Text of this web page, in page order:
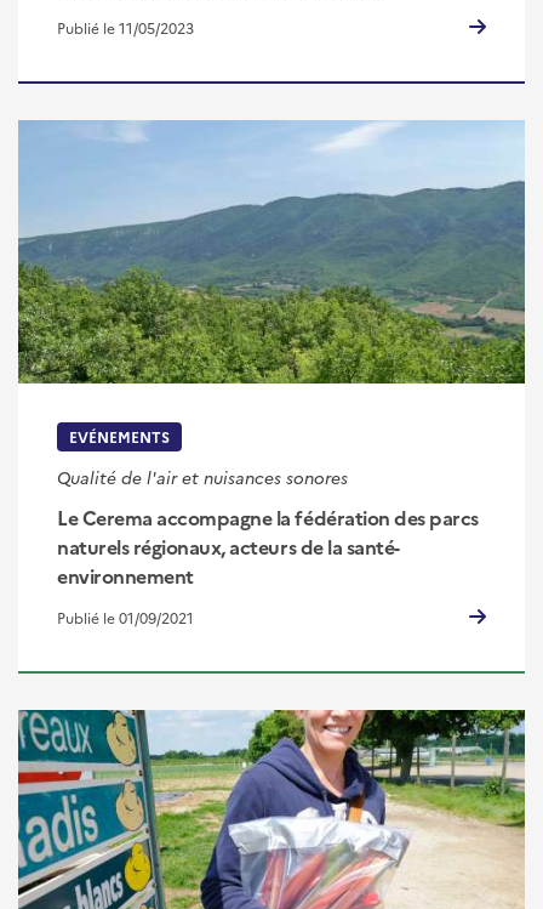
Publié le 11/05/2023
EVÉNEMENTS
Qualité de l'air et nuisances sonores
Le Cerema accompagne la fédération des parcs
naturels régionaux, acteurs de la santé-
environnement
Publié le 01/09/2021